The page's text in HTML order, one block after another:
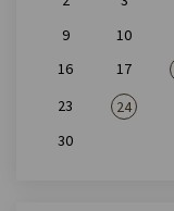
9
10
16
17
23
24
30